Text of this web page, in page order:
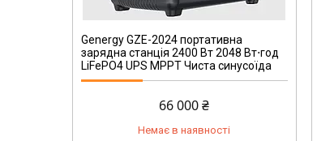
Genergy GZE-2024 портативна
зарядна станція 2400 Вт 2048 Вт⋅год
LiFePO4 UPS MPPT Чиста синусоїда
66 000 ₴
Немає в наявності